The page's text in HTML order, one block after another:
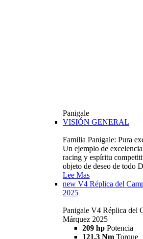
Panigale
VISIÓN GENERAL
Familia Panigale: Pura
Un ejemplo de
racing y espíritu
objeto de deseo de todo
Lee Mas
new V4 Réplica del
2025
Panigale V4 Réplica del
Márquez 2025
209 hp Potencia
121.3 Nm Torque